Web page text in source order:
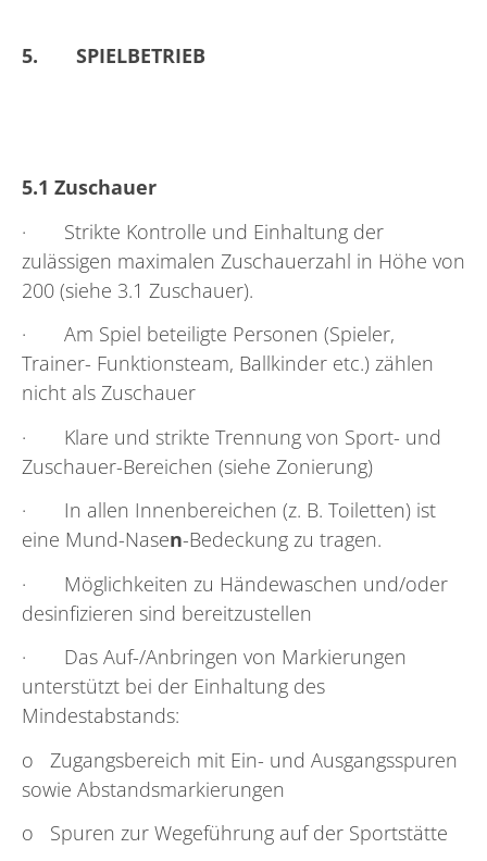
5. SPIELBETRIEB
5.1 Zuschauer
· Strikte Kontrolle und Einhaltung der
zulässigen maximalen Zuschauerzahl in Höhe von
200 (siehe 3.1 Zuschauer).
· Am Spiel beteiligte Personen (Spieler,
Trainer- Funktionsteam, Ballkinder etc.) zählen
nicht als Zuschauer
· Klare und strikte Trennung von Sport- und
Zuschauer-Bereichen (siehe Zonierung)
· In allen Innenbereichen (z. B. Toiletten) ist
eine Mund-Nasen-Bedeckung zu tragen.
· Möglichkeiten zu Händewaschen und/oder
desinfizieren sind bereitzustellen
· Das Auf-/Anbringen von Markierungen
unterstützt bei der Einhaltung des
Mindestabstands:
o Zugangsbereich mit Ein- und Ausgangsspuren
sowie Abstandsmarkierungen
o Spuren zur Wegeführung auf der Sportstätte